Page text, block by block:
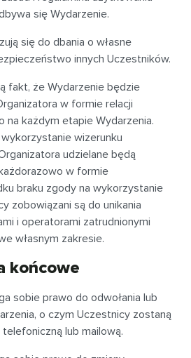
się Wydarzenie.
się do dbania o własne
innych Uczestników.
fakt, że Wydarzenie będzie
w formie relacji
na każdym etapie Wydarzenia.
wizerunku
udzielane będą
w formie
braku zgody na wykorzystanie
zobowiązani są do unikania
i operatorami zatrudnionymi
własnym zakresie.
końcowe
sobie prawo do odwołania lub
o czym Uczestnicy zostaną
lub mailową.